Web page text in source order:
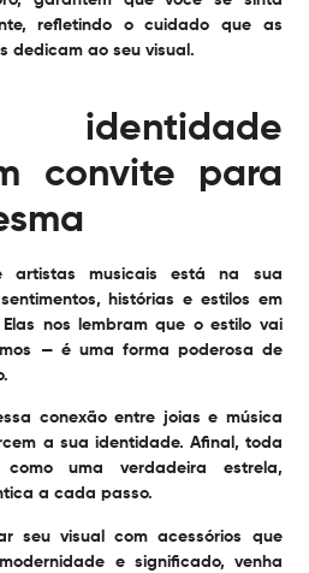
refletindo o cuidado que as
dedicam ao seu visual.
convite para
musicais está na sua
histórias e estilos em
nos lembram que o estilo vai
— é uma forma poderosa de
conexão entre joias e música
a sua identidade. Afinal, toda
uma verdadeira estrela,
a cada passo.
seu visual com acessórios que
e significado, venha